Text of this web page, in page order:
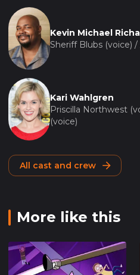
Kevin Michael
Sheriff Blubs (voice)
Kari Wahlgren
Priscilla Northwest
(voice)
All cast and crew
More like this